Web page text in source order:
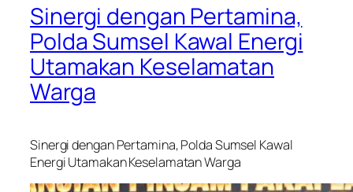
Sinergi dengan Pertamina,
Polda Sumsel Kawal Energi
Utamakan Keselamatan
Warga
Sinergi dengan Pertamina, Polda Sumsel Kawal
Energi Utamakan Keselamatan Warga